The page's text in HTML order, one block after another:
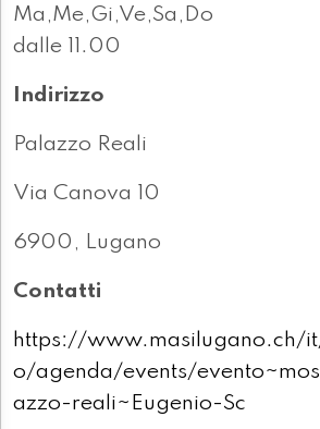
Ma,Me,Gi,Ve,Sa,Do
dalle 11.00
Indirizzo
Palazzo Reali
Via Canova 10
6900, Lugano
Contatti
https://www.masilugano.ch/
o/agenda/events/
azzo-reali~Eugenio-Sc